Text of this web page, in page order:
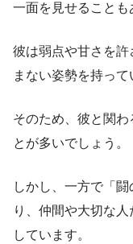
一面を見せることも
彼は弱点や甘さを
まない姿勢を持って
そのため、彼と関
とが多いでしょう。
しかし、一方で「
り、仲間や大切な
しています。